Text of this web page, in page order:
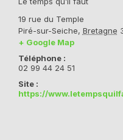
19 rue du Temple
Piré-sur-Seiche, Bretagne
+ Google Map
Téléphone :
02 99 44 24 51
Site :
https://